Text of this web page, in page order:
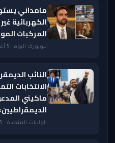
مامداني
الكهربائية
المركبات
نيويورك اليوم · 5 أغسطس 2026 — 6:50 PM
النائب
الانتخابات
ماكيني
الولايات المتحدة · 5 أغسطس 2026 — 10:35 AM